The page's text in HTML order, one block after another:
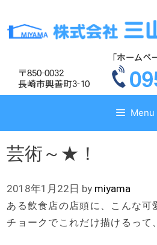
テ
ス
テ
ス
Menu
芸術～★！
2018年1月22日 by miyama
ある飲食店の店頭に、こんな可
チョークでこれだけ描けるっ